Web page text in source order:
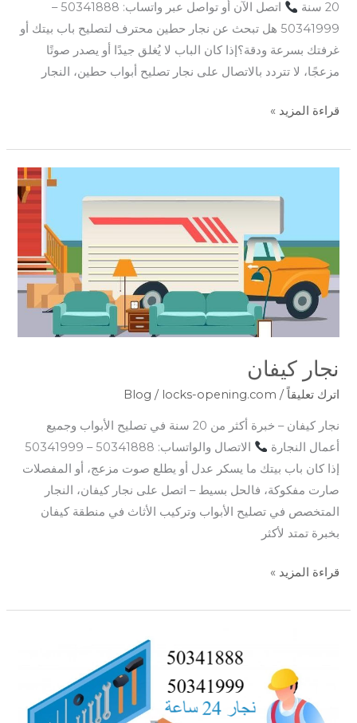
20 سنة
اتصل الآن أو تواصل عبر واتساب: 50341888 –
50341999 هل تبحث عن نجار حطين محترف لتصليح باب بيتك أو
غرفتك بسرعة ودقة؟إذا كان الباب لا يُغلق جيدًا أو يصدر صوتًا
مزعجًا، لا تتردد بالاتصال على نجار تصليح أبواب حطين، النجار
قراءة المزيد »
نجار كيفان
اترك تعليقاً /
Blog / locks-opening.com
نجار كيفان – خبرة أكثر من 20 سنة في تصليح الأبواب وجميع
أعمال النجارة
الاتصال والواتساب: 50341888 – 50341999
إذا كان باب بيتك ما يسكر عدل أو يطلع صوت مزعج، أو المفصلات
صارت مفكوكة، فالحل بسيط – اتصل على نجار كيفان، النجار
المتخصص في تصليح الأبواب وتركيب الأثاث في منطقة كيفان
بخبرة تمتد لأكثر
قراءة المزيد »